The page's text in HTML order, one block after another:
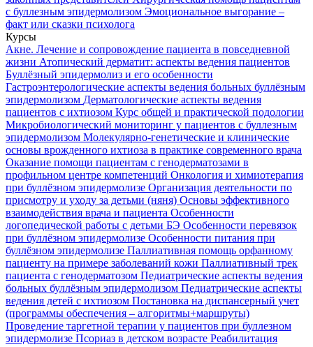
с буллезным эпидермолизом Эмоциональное выгорание –
факт или сказки психолога
Курсы
Акне. Лечение и сопровождение пациента в повседневной
жизни Атопический дерматит: аспекты ведения пациентов
Буллёзный эпидермолиз и его особенности
Гастроэнтерологические аспекты ведения больных буллёзным
эпидермолизом Дерматологические аспекты ведения
пациентов с ихтиозом Курс общей и практической подологии
Микробиологический мониторинг у пациентов с буллезным
эпидермолизом Молекулярно-генетические и клинические
основы врожденного ихтиоза в практике современного врача
Оказание помощи пациентам с генодерматозами в
профильном центре компетенций Онкология и химиотерапия
при буллёзном эпидермолизе Организация деятельности по
присмотру и уходу за детьми (няня) Основы эффективного
взаимодействия врача и пациента Особенности
логопедической работы с детьми БЭ Особенности перевязок
при буллёзном эпидермолизе Особенности питания при
буллёзном эпидермолизе Паллиативная помощь орфанному
пациенту на примере заболеваний кожи Паллиативный трек
пациента с генодерматозом Педиатрические аспекты ведения
больных буллёзным эпидермолизом Педиатрические аспекты
ведения детей с ихтиозом Постановка на диспансерный учет
(программы обеспечения – алгоритмы+маршруты)
Проведение таргетной терапии у пациентов при буллезном
эпидермолизе Псориаз в детском возрасте Реабилитация